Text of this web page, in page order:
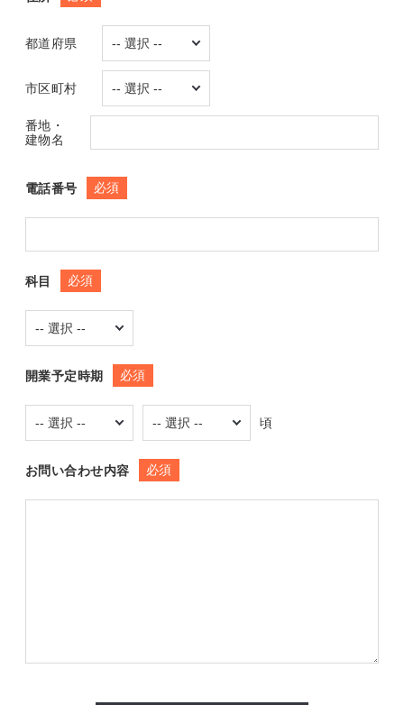
都道府県
市区町村
番地・
建物名
電話番号 必須
科目 必須
開業予定時期 必須
頃
お問い合わせ内容 必須